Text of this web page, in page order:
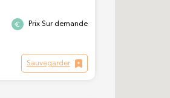
Prix Sur demande
Sauvegarder